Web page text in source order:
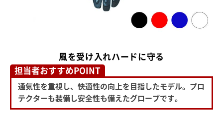
風を受け入れハードに守る
担当者おすすめPOINT
通気性を重視し、快適性の向上を目指したモデル。プロ
テクターも装備し安全性も備えたグローブです。